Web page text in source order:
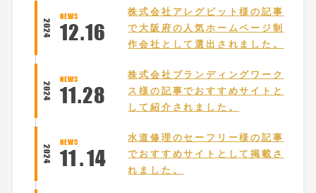
2024
NEWS
12.16
株式会社アレグビット様の記事
で大阪府の人気ホームページ制
作会社として選出されました。
2024
NEWS
11.28
株式会社ブランディングワーク
ス様の記事でおすすめサイトと
して紹介されました。
2024
NEWS
11.14
水道修理のセーフリー様の記事
でおすすめサイトとして掲載さ
れました。